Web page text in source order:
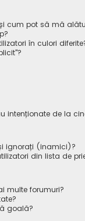
cum pot să mă
în culori
intenționate de la
ignorați (inamici)?
din lista de
multe forumuri?
goală?